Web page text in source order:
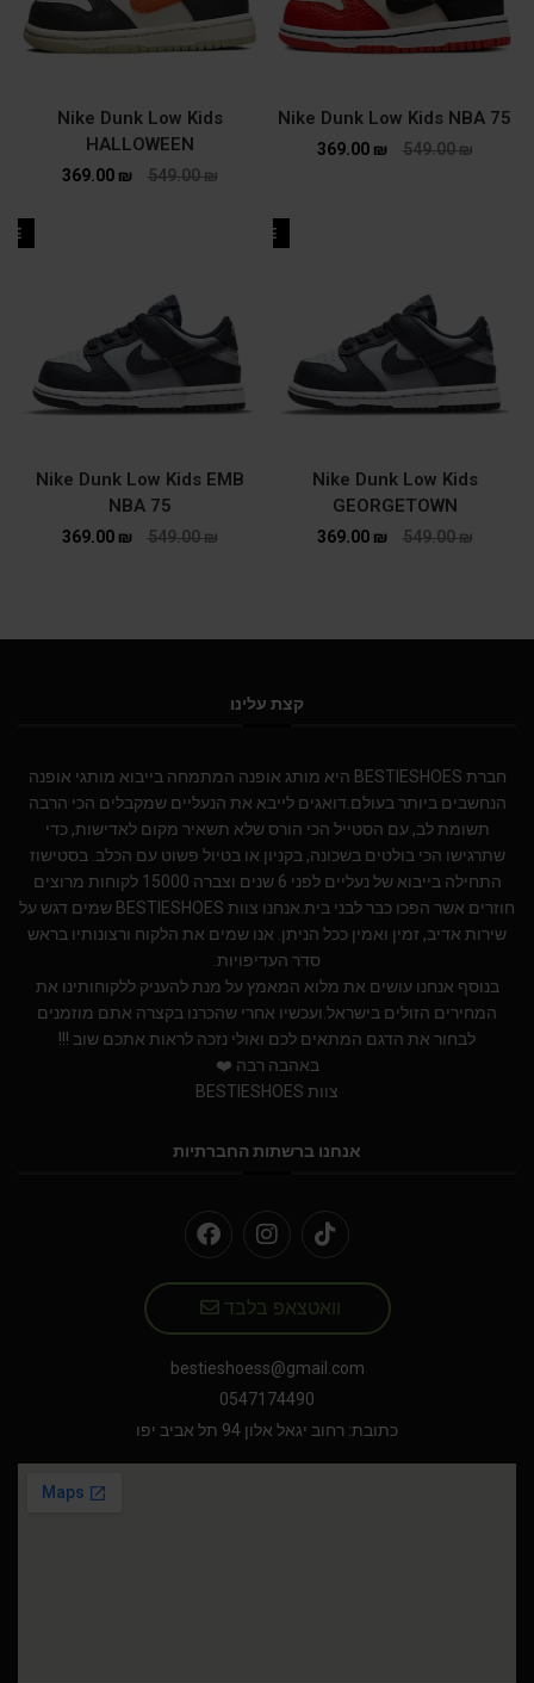
Nike Dunk Low Kids NBA 75
549.00₪
369.00 ₪
Nike Dunk Low Kids
HALLOWEEN
549.00₪
369.00 ₪
SALE
Nike Dunk Low Kids
GEORGETOWN
549.00₪
369.00 ₪
Nike Dunk Low Kids EMB
NBA 75
549.00₪
369.00 ₪
קצת עלינו
חברת BESTIESHOES היא מותג אופנה המתמחה בייבוא מותגי אופנה
הנחשבים ביותר בעולם.דואגים לייבא את הנעליים שמקבלים הכי הרבה
תשומת לב, עם הסטייל הכי הורס שלא תשאיר מקום לאדישות, כדי
שתרגישו הכי בולטים בשכונה, בקניון או בטיול פשוט עם הכלב. בסטישוז
התחילה בייבוא של נעליים לפני 6 שנים וצברה 15000 לקוחות מרוצים
חוזרים אשר הפכו כבר לבני בית.אנחנו צוות BESTIESHOES שמים דגש על
שירות אדיב, זמין ואמין ככל הניתן. אנו שמים את הלקוח ורצונותיו בראש
סדר העדיפויות.
בנוסף אנחנו עושים את מלוא המאמץ על מנת להעניק ללקוחותינו את
המחירים הזולים בישראל.ועכשיו אחרי שהכרנו בקצרה אתם מוזמנים
לבחור את הדגם המתאים לכם ואולי נזכה לראות אתכם שוב !!!
באהבה רבה ❤️
צוות BESTIESHOES
אנחנו ברשתות החברתיות
וואטצאפ בלבד
bestieshoess@gmail.com
0547174490
כתובת: רחוב יגאל אלון 94 תל אביב יפו